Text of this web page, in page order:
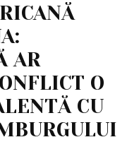
AR
O
CU